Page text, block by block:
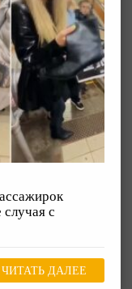
с
ЧИТАТЬ ДАЛЕЕ